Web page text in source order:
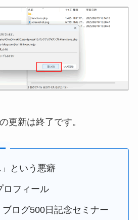
更新は終了です。
という悪癖
フィール
ログ500日記念セミナー